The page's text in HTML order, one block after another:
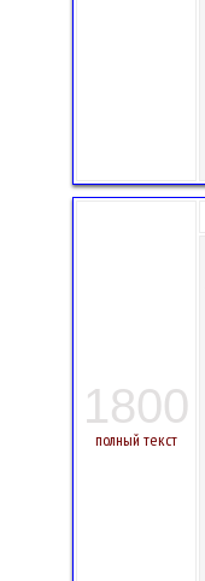
1800
полный текст